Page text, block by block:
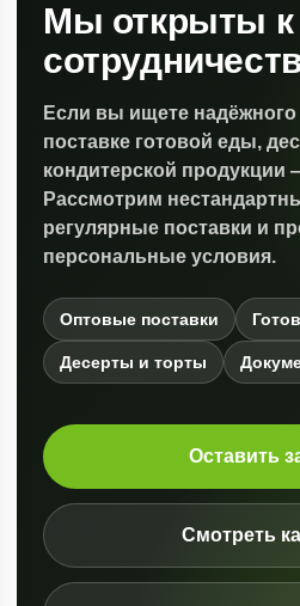
Мы открыты к
Если вы ищете надёжного
поставке готовой еды,
кондитерской продукции
Рассмотрим
регулярные поставки и
персональные условия.
Оптовые поставки
Десерты и торты
Оставить
Смотреть